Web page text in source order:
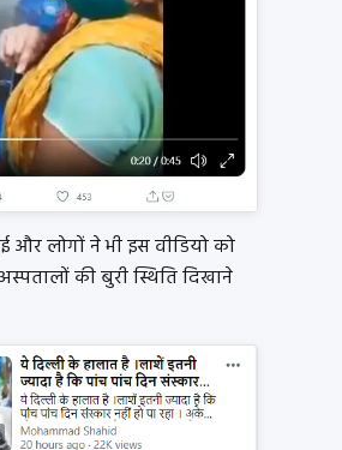
और लोगों ने भी इस वीडियो को
की बुरी स्थिति दिखाने